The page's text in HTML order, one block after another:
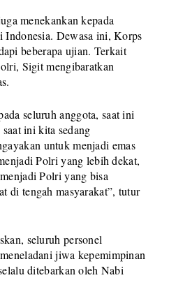
menekankan kepada
Indonesia. Dewasa ini, Korps
beberapa ujian. Terkait
Sigit mengibaratkan
seluruh anggota, saat ini
ini kita sedang
untuk menjadi emas
Polri yang lebih dekat,
Polri yang bisa
di tengah masyarakat”, tutur
seluruh personel
jiwa kepemimpinan
ditebarkan oleh Nabi